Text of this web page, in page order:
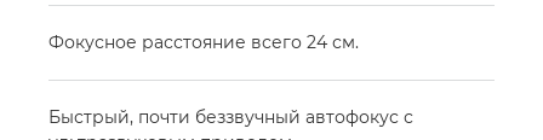
Фокусное расстояние всего 24 см.
Быстрый, почти беззвучный автофокус с